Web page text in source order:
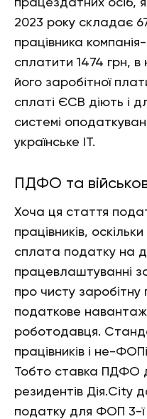
працездатних осіб,
2023 року складає
працівника
сплатити 1474 грн, в
його заробітної
сплаті ЄСВ діють і
системі
українське ІТ.
ПДФО та
Хоча ця стаття
працівників,
сплата податку на
працевлаштуванні
про чисту
податкове
роботодавця.
працівників і не-
Тобто ставка ПДФО
резидентів Дія.City
податку для ФОП 3-ї